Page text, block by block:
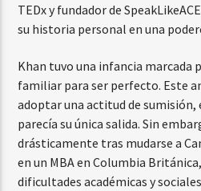
TEDx y fundador de
su historia personal en una
Khan tuvo una infancia marcada
familiar para ser perfecto. Este
adoptar una actitud de sumisión,
parecía su única salida. Sin
drásticamente tras mudarse a
en un MBA en Columbia
dificultades académicas y